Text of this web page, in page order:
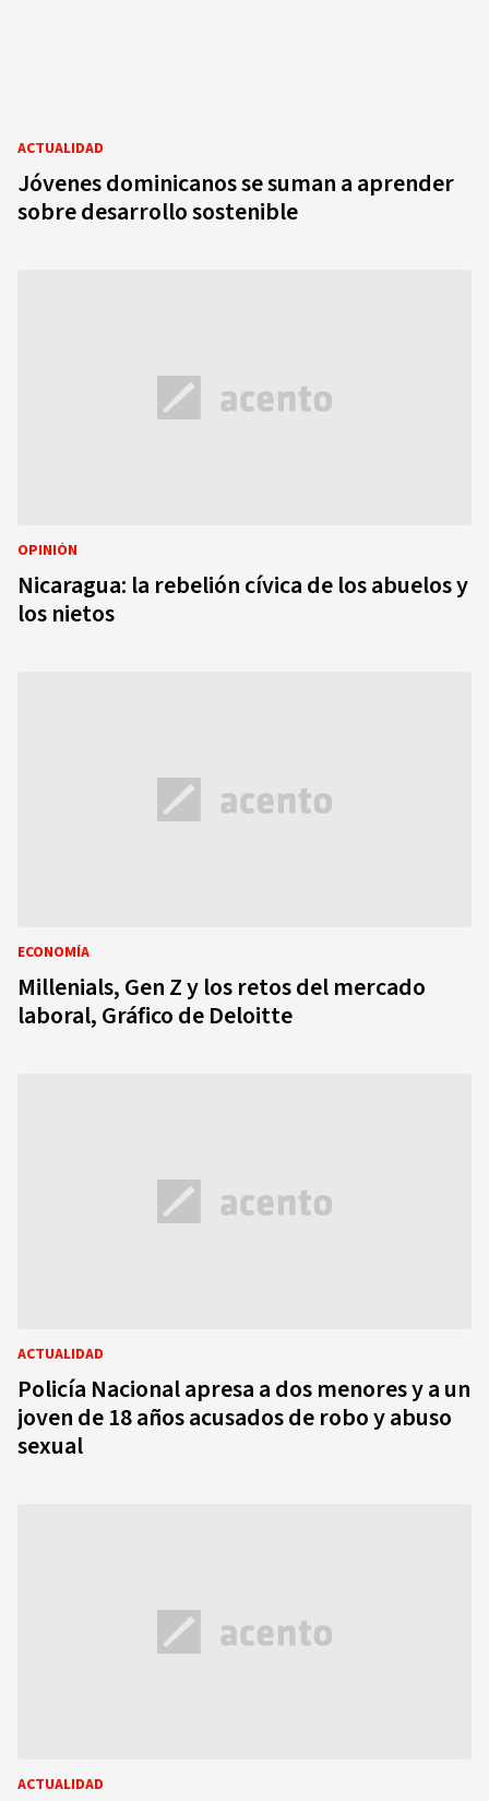
ACTUALIDAD
Jóvenes dominicanos se suman a aprender
sobre desarrollo sostenible
OPINIÓN
Nicaragua: la rebelión cívica de los abuelos y
los nietos
ECONOMÍA
Millenials, Gen Z y los retos del mercado
laboral, Gráfico de Deloitte
ACTUALIDAD
Policía Nacional apresa a dos menores y a un
joven de 18 años acusados de robo y abuso
sexual
ACTUALIDAD